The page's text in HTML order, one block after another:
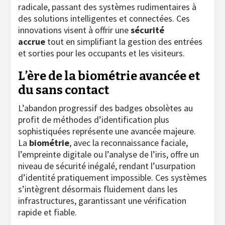
radicale, passant des systèmes rudimentaires à
des solutions intelligentes et connectées. Ces
innovations visent à offrir unesécurité
accrue tout en simplifiant la gestion des entrées
et sorties pour les occupants et les visiteurs.
L’ère de la biométrie avancée et
du sans contact
L’abandon progressif des badges obsolètes au
profit de méthodes d’identification plus
sophistiquées représente une avancée majeure.
La biométrie, avec la reconnaissance faciale,
l’empreinte digitale ou l’analyse de l’iris, offre un
niveau de sécurité inégalé, rendant l’usurpation
d’identité pratiquement impossible. Ces systèmes
s’intègrent désormais fluidement dans les
infrastructures, garantissant une vérification
rapide et fiable.